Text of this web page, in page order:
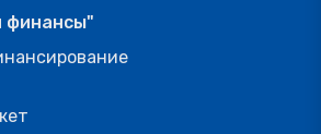
финансы"